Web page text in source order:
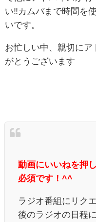
い‼カムバまで時間を
いです。
お忙しい中、親切にア
がとうございます
動画にいいねを押
必須です！^^
ラジオ番組にリク
後のラジオの日程